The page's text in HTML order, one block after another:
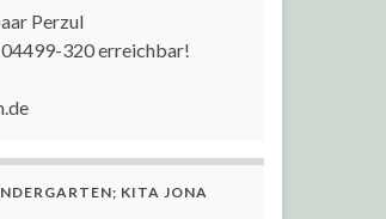
Perzul
320 erreichbar!
KITA JONA